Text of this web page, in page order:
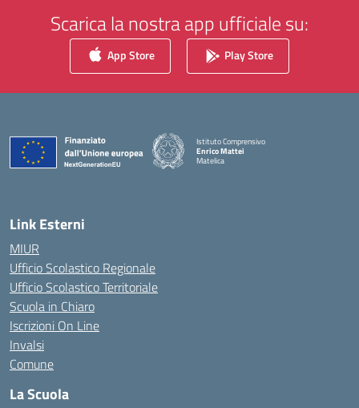
Scarica la nostra app ufficiale su:
App Store Play Store
Istituto Comprensivo
Enrico Mattei
Matelica
Link Esterni
MIUR
Ufficio Scolastico Regionale
Ufficio Scolastico Territoriale
Scuola in Chiaro
Iscrizioni On Line
Invalsi
Comune
La Scuola